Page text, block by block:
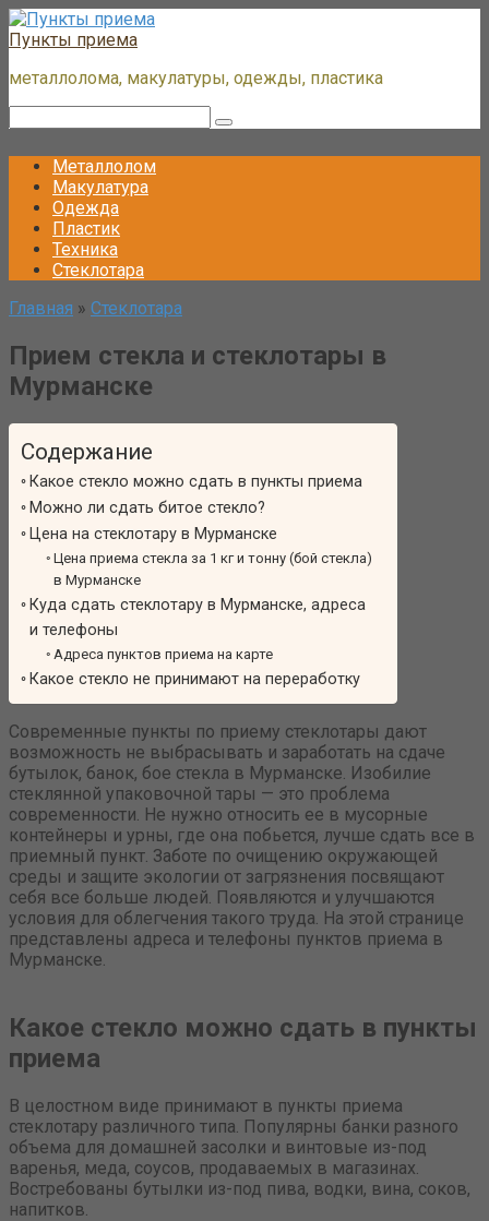
Перейти
к
Пункты приема
металлолома, макулатуры, одежды, пластика
Металлолом
Макулатура
Одежда
Пластик
Техника
Стеклотара
Главная » Стеклотара
Прием стекла и стеклотары в
Мурманске
Содержание
Какое стекло можно сдать в пункты приема
Можно ли сдать битое стекло?
Цена на стеклотару в Мурманске
Цена приема стекла за 1 кг и тонну (бой стекла)
в Мурманске
Куда сдать стеклотару в Мурманске, адреса
и телефоны
Адреса пунктов приема на карте
Какое стекло не принимают на переработку
Современные пункты по приему стеклотары дают
возможность не выбрасывать и заработать на сдаче
бутылок, банок, бое стекла в Мурманске. Изобилие
стеклянной упаковочной тары — это проблема
современности. Не нужно относить ее в мусорные
контейнеры и урны, где она побьется, лучше сдать все в
приемный пункт. Заботе по очищению окружающей
среды и защите экологии от загрязнения посвящают
себя все больше людей. Появляются и улучшаются
условия для облегчения такого труда. На этой странице
представлены адреса и телефоны пунктов приема в
Мурманске.
Какое стекло можно сдать в пункты
приема
В целостном виде принимают в пункты приема
стеклотару различного типа. Популярны банки разного
объема для домашней засолки и винтовые из-под
варенья, меда, соусов, продаваемых в магазинах.
Востребованы бутылки из-под пива, водки, вина, соков,
напитков.